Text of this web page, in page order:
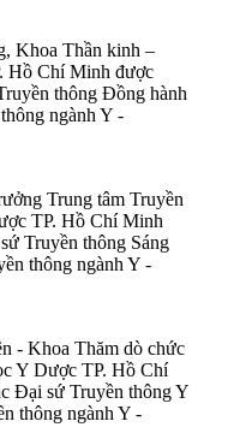
Khoa Thần kinh –
Hồ Chí Minh được
thông Đồng hành
ngành Y -
Trung tâm Truyền
TP. Hồ Chí Minh
Truyền thông Sáng
thông ngành Y -
- Khoa Thăm dò chức
Y Dược TP. Hồ Chí
Đại sứ Truyền thông Y
thông ngành Y -